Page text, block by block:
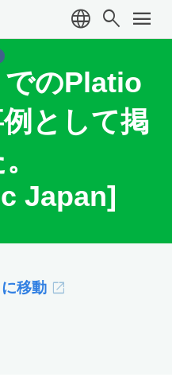
language search menu
のPlatio
として掲
Japan]
移動